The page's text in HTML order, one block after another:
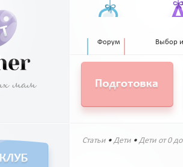
Форум Выбор
Статьи • Дети • Дети от 0